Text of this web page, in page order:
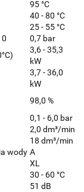
95 °C
40 - 80 °C
25 - 55 °C
0
0,7 bar
3,6 - 35,3
kW
3,7 - 36,0
kW
98,0 %
0,1 - 6,0 bar
2,0 dm³/min
18 dm³/min
wody A
XL
30 - 60 °C
51 dB